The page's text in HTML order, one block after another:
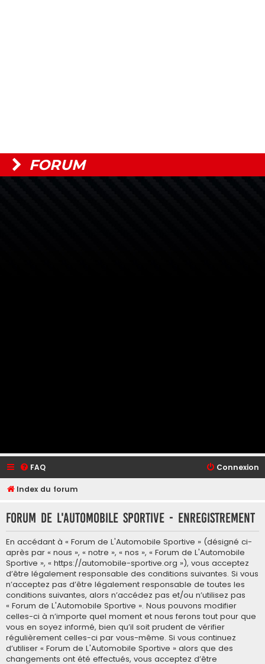
FORUM
FAQ Connexion
Index du forum
Forum de L'Automobile Sportive - Enregistrement
En accédant à « Forum de L'Automobile Sportive » (désigné ci-
après par « nous », « notre », « nos », « Forum de L'Automobile
Sportive », « https://automobile-sportive.org »), vous acceptez
d’être légalement responsable des conditions suivantes. Si vous
n’acceptez pas d’être légalement responsable de toutes les
conditions suivantes, alors n’accédez pas et/ou n’utilisez pas
« Forum de L'Automobile Sportive ». Nous pouvons modifier
celles-ci à n’importe quel moment et nous ferons tout pour que
vous en soyez informé, bien qu’il soit prudent de vérifier
régulièrement celles-ci par vous-même. Si vous continuez
d’utiliser « Forum de L'Automobile Sportive » alors que des
changements ont été effectués, vous acceptez d’être